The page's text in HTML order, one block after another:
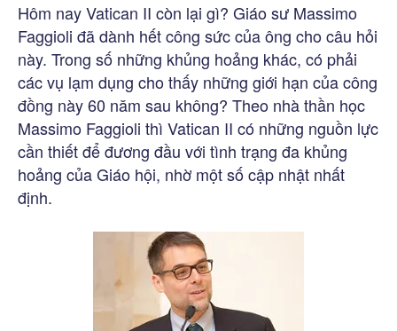
Hôm nay Vatican II còn lại gì? Giáo sư Massimo
Faggioli đã dành hết công sức của ông cho câu hỏi
này. Trong số những khủng hoảng khác, có phải
các vụ lạm dụng cho thấy những giới hạn của công
đồng này 60 năm sau không? Theo nhà thần học
Massimo Faggioli thì Vatican II có những nguồn lực
cần thiết để đương đầu với tình trạng đa khủng
hoảng của Giáo hội, nhờ một số cập nhật nhất
định.